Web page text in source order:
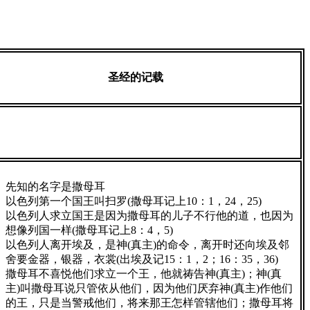
圣经的记载
先知的名字是撒母耳
以色列第一个国王叫扫罗(撒母耳记上10：1，24，25)
以色列人求立国王是因为撒母耳的儿子不行他的道，也因为
想像列国一样(撒母耳记上8：4，5)
以色列人离开埃及，是神(真主)的命令，离开时还向埃及邻
舍要金器，银器，衣裳(出埃及记15：1，2；16：35，36)
撒母耳不喜悦他们求立一个王，他就祷告神(真主)；神(真
主)叫撒母耳说只管依从他们，因为他们厌弃神(真主)作他们
的王，只是当警戒他们，将来那王怎样管辖他们；撒母耳将